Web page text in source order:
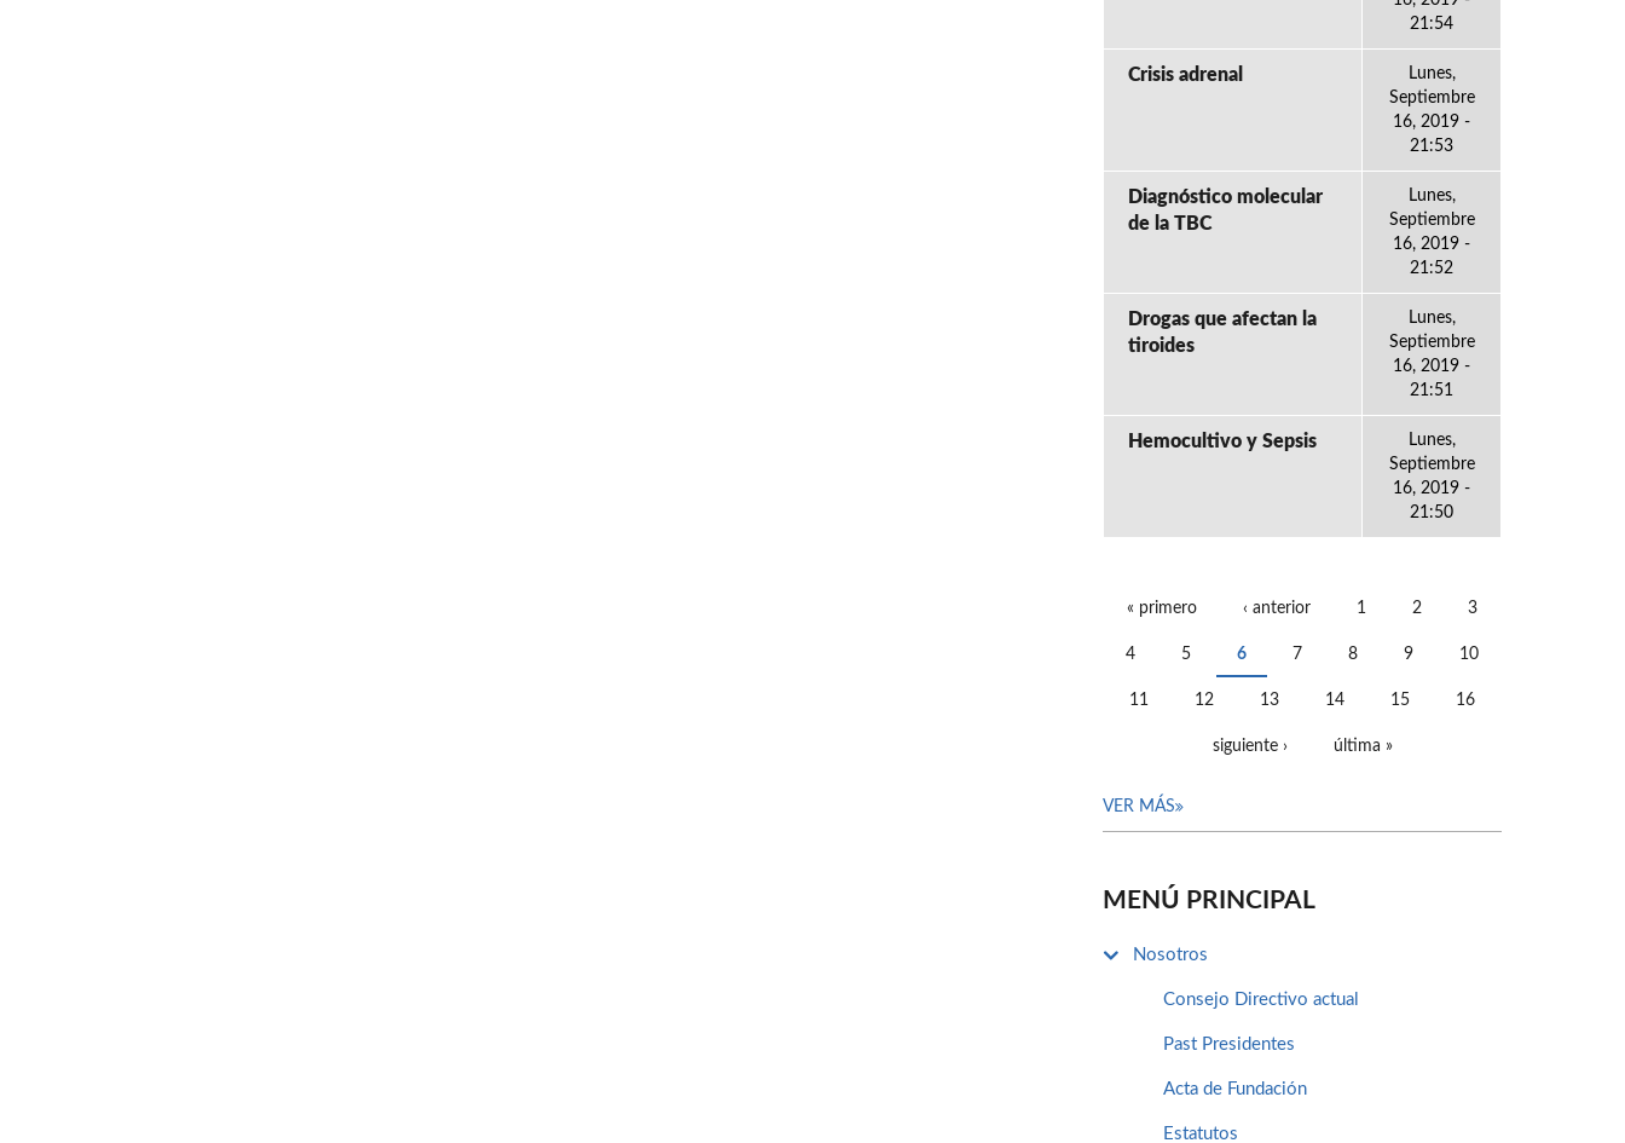
21:54
Crisis adrenal
Lunes,
Septiembre
16, 2019 -
21:53
Diagnóstico molecular
de la TBC
Lunes,
Septiembre
16, 2019 -
21:52
Drogas que afectan la
tiroides
Lunes,
Septiembre
16, 2019 -
21:51
Hemocultivo y Sepsis
Lunes,
Septiembre
16, 2019 -
21:50
« primero ‹ anterior 1 2 3
4 5 6 7 8 9 10
11 12 13 14 15 16
siguiente › última »
VER MÁS
MENÚ PRINCIPAL
Nosotros
Consejo Directivo actual
Past Presidentes
Acta de Fundación
Estatutos